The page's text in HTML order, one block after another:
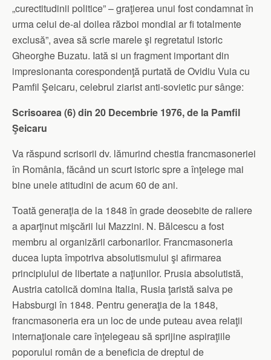
„curectitudinii politice” – graţierea unui fost condamnat în
urma celui de-al doilea război mondial ar fi totalmente
exclusă”, avea să scrie marele şi regretatul istoric
Gheorghe Buzatu. Iată si un fragment important din
impresionanta corespondenţă purtată de Ovidiu Vuia cu
Pamfil Şeicaru, celebrul ziarist anti-sovietic pur sânge:
Scrisoarea (6) din 20 Decembrie 1976, de la Pamfil
Şeicaru
Va răspund scrisorii dv. lămurind chestia francmasoneriei
în România, făcând un scurt istoric spre a înţelege mai
bine unele atitudini de acum 60 de ani.
Toată generaţia de la 1848 în grade deosebite de raliere
a aparţinut mişcării lui Mazzini. N. Bălcescu a fost
membru al organizării carbonarilor. Francmasoneria
ducea lupta împotriva absolutismului şi afirmarea
principiului de libertate a naţiunilor. Prusia absolutistă,
Austria catolică domina Italia, Rusia ţaristă salva pe
Habsburgi în 1848. Pentru generaţia de la 1848,
francmasoneria era un loc de unde puteau avea relaţii
internaţionale care înţelegeau să sprijine aspiraţiile
poporului român de a beneficia de dreptul de